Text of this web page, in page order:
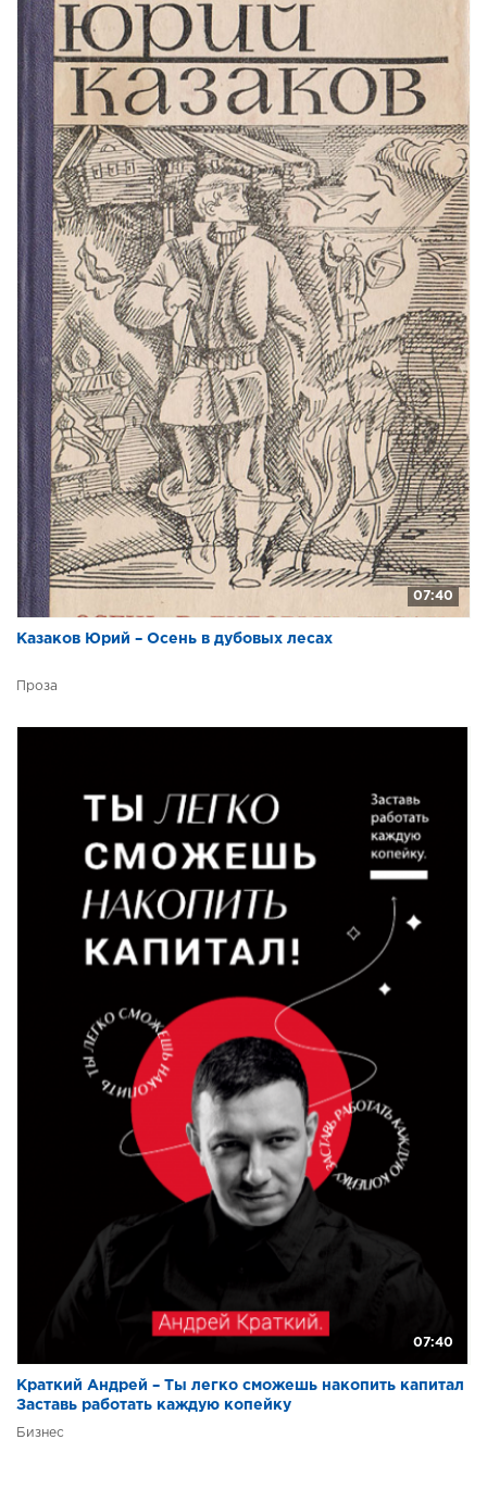
07:40
Казаков Юрий – Осень в дубовых лесах
Проза
07:40
Краткий Андрей – Ты легко сможешь накопить капитал
Заставь работать каждую копейку
Бизнес